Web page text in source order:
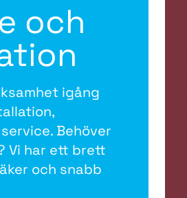
och
igång
Behöver
Vi har ett brett
och snabb